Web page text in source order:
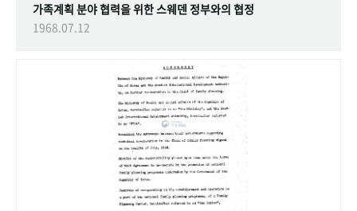
가족계획 분야 협력을 위한 스웨덴 정부와의 협정
1968.07.12